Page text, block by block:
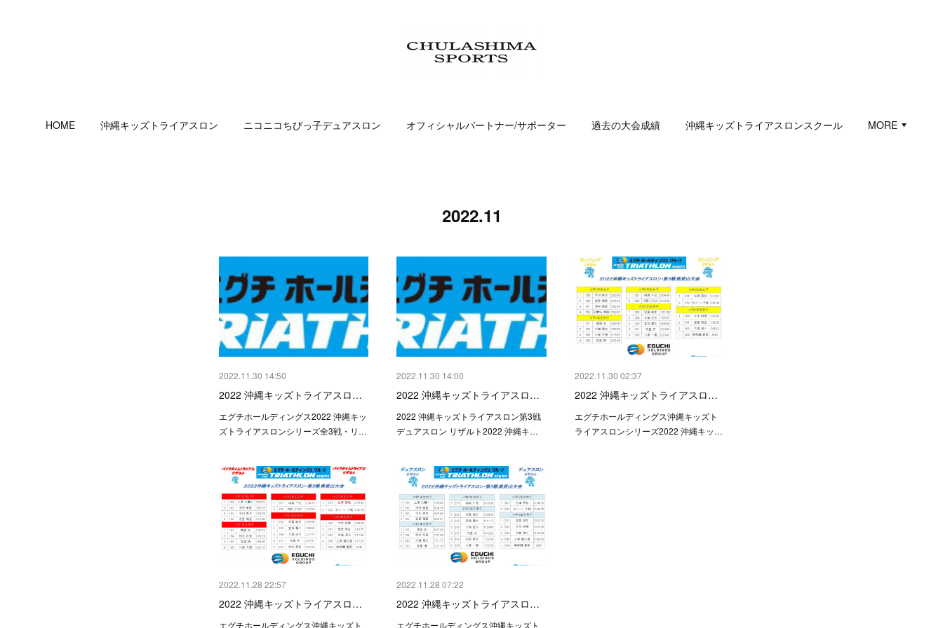
HOME 沖縄キッズトライアスロン ニコニコちびっ子デュアスロン オフィシャルパートナー/サポーター 過去の大会成績 沖縄キッズトライアスロンスクール MORE
2022.11
2022.11.30 14:50
2022 沖縄キッズトライアスロ…
エグチホールディングス2022 沖縄キッ
ズトライアスロンシリーズ全3戦・リ…
2022.11.30 14:00
2022 沖縄キッズトライアスロ…
2022 沖縄キッズトライアスロン第3戦
デュアスロン リザルト2022 沖縄キ…
2022.11.30 02:37
2022 沖縄キッズトライアスロ…
エグチホールディングス沖縄キッズト
ライアスロンシリーズ2022 沖縄キッ…
2022.11.28 22:57
2022 沖縄キッズトライアスロ…
エグチホールディングス沖縄キッズト
2022.11.28 07:22
2022 沖縄キッズトライアスロ…
エグチホールディングス沖縄キッズト